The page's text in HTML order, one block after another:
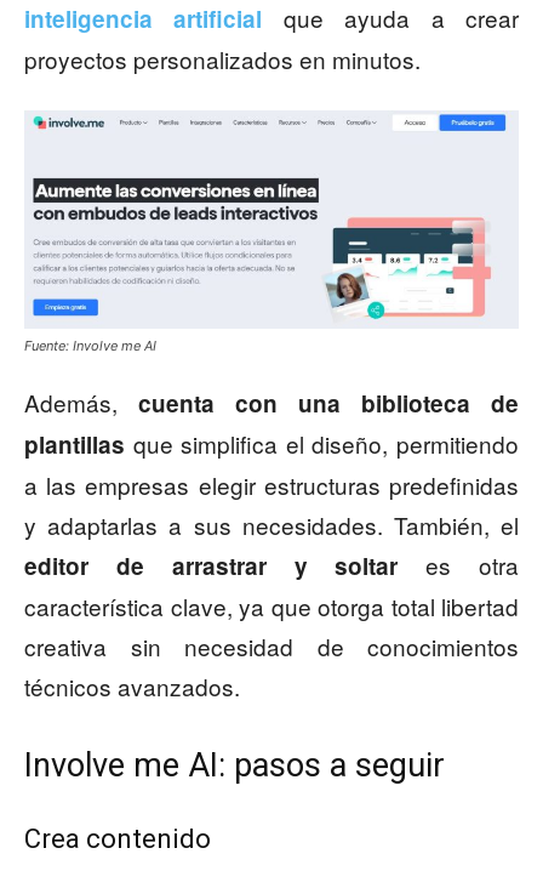
inteligencia artificial
que ayuda a crear
proyectos personalizados en minutos.
Fuente: Involve me AI
Además, cuenta con una biblioteca de
plantillas que simplifica el diseño, permitiendo
a las empresas elegir estructuras predefinidas
y adaptarlas a sus necesidades. También, el
editor de arrastrar y soltar es otra
característica clave, ya que otorga total libertad
creativa sin necesidad de conocimientos
técnicos avanzados.
Involve me AI: pasos a seguir
Crea contenido